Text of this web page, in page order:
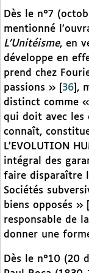
Dès le n°7
mentionné
L’Unitéisme, en
développe en
prend chez
passions »
36 ,
distinct comme
qui doit avec les
connaît,
L’EVOLUTION
intégral des
faire disparaître
Sociétés
biens opposés »
responsable de
donner une
Dès le n°10 (20